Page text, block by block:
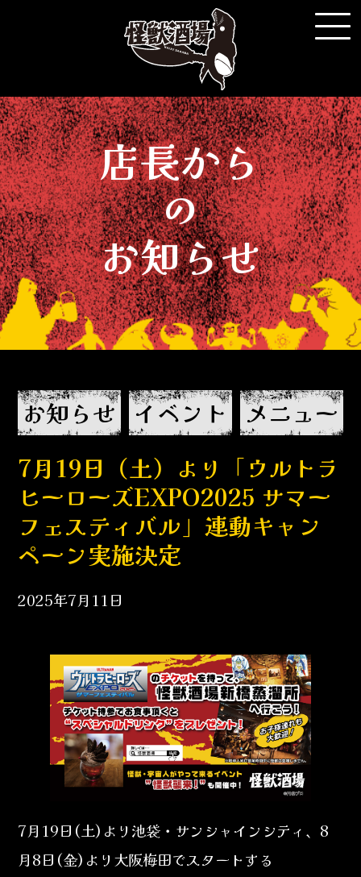
店長から
の
お知らせ
お知らせ イベント メニュー
7月19日（土）より「ウルトラ
ヒーローズEXPO2025 サマー
フェスティバル」連動キャン
ペーン実施決定
2025年7月11日
7月19日(土)より池袋・サンシャインシティ、8
月8日(金)より大阪梅田でスタートする